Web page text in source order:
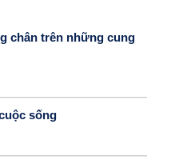
chân trên những cung
sống